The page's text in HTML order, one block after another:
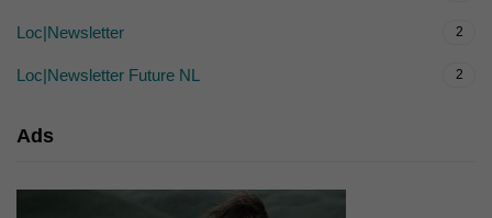
Loc|Newsletter 2
Loc|Newsletter Future NL 2
Ads